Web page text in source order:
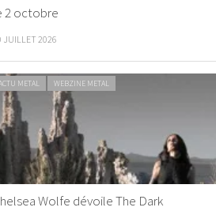
2 octobre
JUILLET 2026
METAL WEBZINE METAL
Wolfe dévoile The Dark